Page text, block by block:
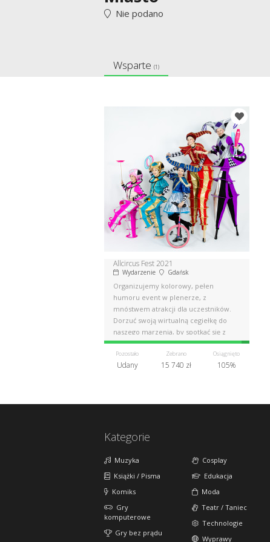
Nie podano
Wsparte (1)
Allcircus Fest 2021
Wydarzenie Gdańsk
Organizujemy kolorowy, pełen
humoru event w plenerze, z
mnóstwem atrakcji dla uczestników.
Dorzuć swoją wirtualną cegiełkę do
naszego marzenia, by spotkać się z
Wami na żywo.
Pozostało
Udany
Zebrano
15 740 zł
Osiągnięto
105%
Kategorie
Muzyka
Książki / Pisma
Komiks
Gry
komputerowe
Gry bez prądu
Cosplay
Edukacja
Moda
Teatr / Taniec
Technologie
Wyprawy